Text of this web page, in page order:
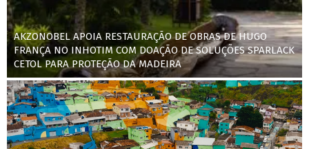
AKZONOBEL APOIA RESTAURAÇÃO DE OBRAS DE HUGO
FRANÇA NO INHOTIM COM DOAÇÃO DE SOLUÇÕES SPARLACK
CETOL PARA PROTEÇÃO DA MADEIRA